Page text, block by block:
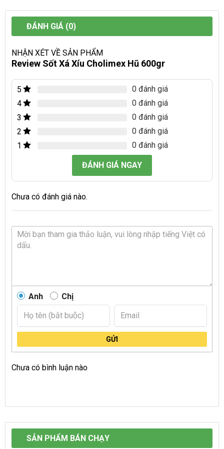
ĐÁNH GIÁ (0)
NHẬN XÉT VỀ SẢN PHẨM
Review Sốt Xá Xíu Cholimex Hũ 600gr
5
0 đánh giá
4
0 đánh giá
3
0 đánh giá
2
0 đánh giá
1
0 đánh giá
ĐÁNH GIÁ NGAY
Chưa có đánh giá nào.
Anh Chị
GỬI
Chưa có bình luận nào
SẢN PHẨM BÁN CHẠY